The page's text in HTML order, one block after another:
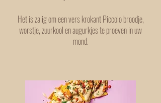
Het is zalig om een vers krokant Piccolo broodje,
worstje, zuurkool en augurkjes te proeven in uw
mond.